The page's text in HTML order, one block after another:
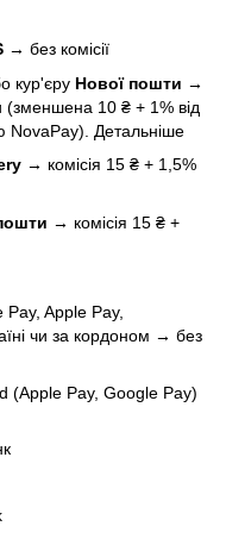
→ без комісії
кур'єру Нової пошти →
(зменшена 10 ₴ + 1% від
NovaPay). Детальніше
→ комісія 15 ₴ + 1,5%
→ комісія 15 ₴ +
Apple Pay,
чи за кордоном → без